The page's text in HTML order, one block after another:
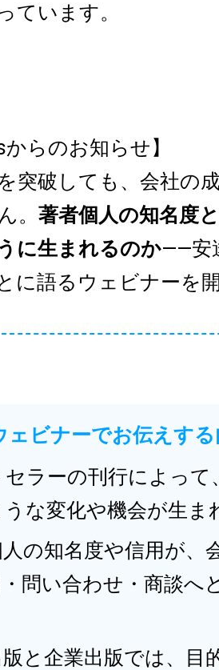
ています。
からのお知らせ】
突破しても、会社の
。 著者個人の知名度
に生まれるのか——安
に語るウェビナーを
ェビナーでお伝えす
ラーの刊行によって
な変化や機会が生ま
の知名度や信用が、
問い合わせ・商談へ
と企業出版では、目